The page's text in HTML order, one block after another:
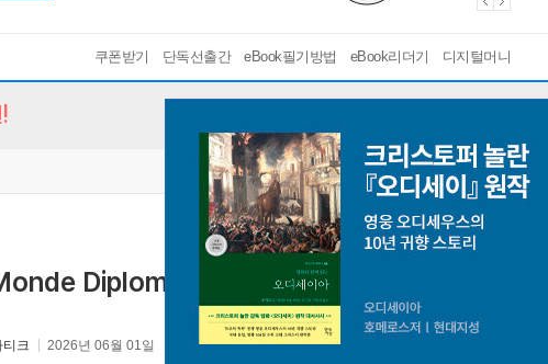
쿠폰받기 단독선출간 eBook필기방법 eBook리더기 디지털머니
Diplomatique (월간) : 6월 [2026]
크 2026년 06월 01일